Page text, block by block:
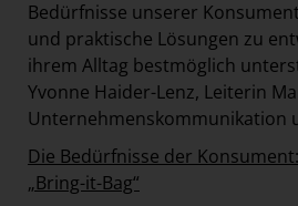
Bedürfnisse unserer
und praktische Lösungen zu
ihrem Alltag bestmöglich
Yvonne Haider-Lenz, Leiterin
Unternehmenskommunikation
Die Bedürfnisse der
„Bring-it-Bag“